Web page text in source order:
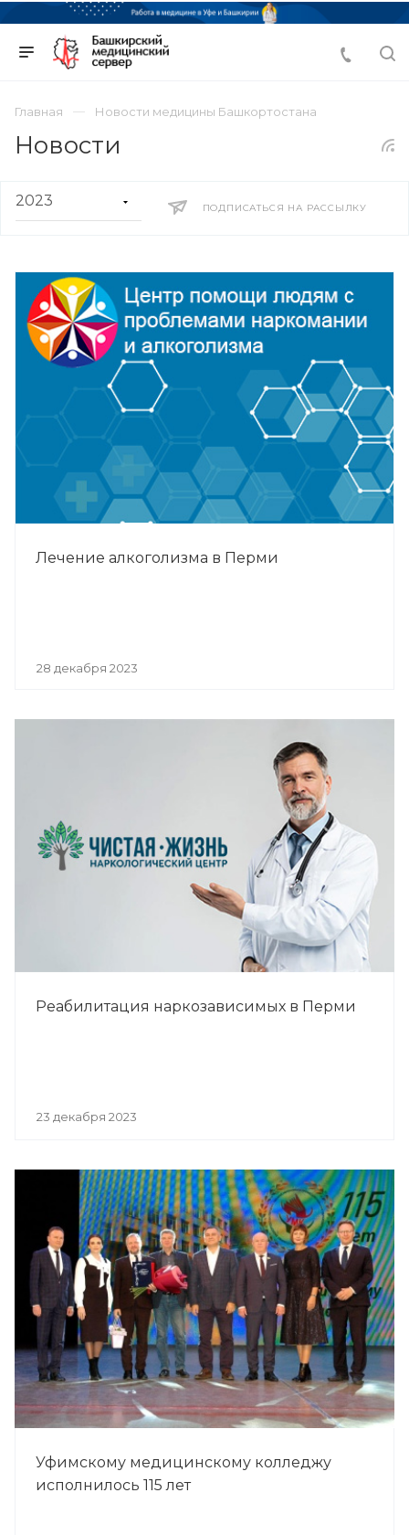
Главная Новости медицины Башкортостана
Новости
ПОДПИСАТЬСЯ НА РАССЫЛКУ
Лечение алкоголизма в Перми
28 декабря 2023
Реабилитация наркозависимых в Перми
23 декабря 2023
Уфимскому медицинскому колледжу
исполнилось 115 лет